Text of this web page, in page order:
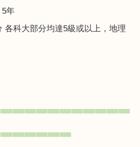
5年
各科大部分均達5級或以上，地理